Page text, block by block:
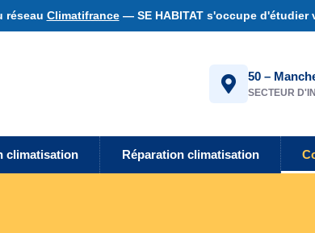
réseau Climatifrance— SE HABITAT s'occupe d'étudier
50 –
SECTEUR
climatisation Réparation climatisation